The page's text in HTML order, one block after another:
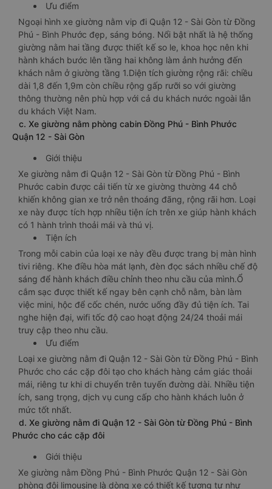
Ưu điểm
Ngoại hình xe giường nằm vip đi Quận 12 - Sài Gòn từ Đồng
Phú - Bình Phước đẹp, sáng bóng. Nổi bật nhất là hệ thống
giường nằm hai tầng được thiết kế so le, khoa học nên khi
hành khách bước lên tầng hai không làm ảnh hưởng đến
khách nằm ở giường tầng 1.Diện tích giường rộng rãi: chiều
dài 1,8 đến 1,9m còn chiều rộng gấp rưỡi so với giường
thông thường nên phù hợp với cả du khách nước ngoài lẫn
du khách Việt Nam.
c. Xe giường nằm phòng cabin Đồng Phú - Bình Phước
Quận 12 - Sài Gòn
Giới thiệu
Xe giường nằm đi Quận 12 - Sài Gòn từ Đồng Phú - Bình
Phước cabin được cải tiến từ xe giường thường 44 chỗ
khiến không gian xe trở nên thoáng đãng, rộng rãi hơn. Loại
xe này được tích hợp nhiều tiện ích trên xe giúp hành khách
có 1 hành trình thoải mái và thú vị.
Tiện ích
Trong mỗi cabin của loại xe này đều được trang bị màn hình
tivi riêng. Khe điều hòa mát lạnh, đèn đọc sách nhiều chế độ
sáng để hành khách điều chỉnh theo nhu cầu của mình.Ổ
cắm sạc được thiết kế ngay bên cạnh chỗ nằm, bàn làm
việc mini, hộc để cốc chén, nước uống đầy đủ tiện ích. Tai
nghe hiện đại, wifi tốc độ cao hoạt động 24/24 thoải mái
truy cập theo nhu cầu.
Ưu điểm
Loại xe giường nằm đi Quận 12 - Sài Gòn từ Đồng Phú - Bình
Phước cho các cặp đôi tạo cho khách hàng cảm giác thoải
mái, riêng tư khi di chuyển trên tuyến đường dài. Nhiều tiện
ích, sang trọng, dịch vụ cung cấp cho hành khách luôn ở
mức tốt nhất.
d. Xe giường nằm đi Quận 12 - Sài Gòn từ Đồng Phú - Bình
Phước cho các cặp đôi
Giới thiệu
Xe giường nằm Đồng Phú - Bình Phước Quận 12 - Sài Gòn
phòng đôi limousine là dòng xe có thiết kế tương tự như